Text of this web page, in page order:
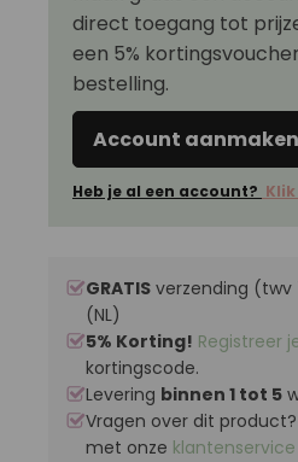
direct toegang tot
een 5%
bestelling.
Account aanmaken
Heb je al een account?
GRATIS verzending (twv
(NL)
5% Korting! Registreer
kortingscode.
Levering binnen 1 tot 5
Vragen over dit
met onze klantenservice